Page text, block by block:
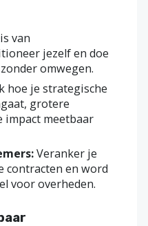
van
jezelf en doe
omwegen.
hoe je strategische
grotere
impact meetbaar
Veranker je
contracten en word
voor overheden.